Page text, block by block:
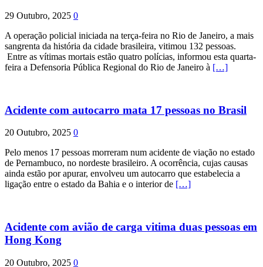
29 Outubro, 2025 0
A operação policial iniciada na terça-feira no Rio de Janeiro, a mais
sangrenta da história da cidade brasileira, vitimou 132 pessoas.
Entre as vítimas mortais estão quatro polícias, informou esta quarta-
feira a Defensoria Pública Regional do Rio de Janeiro à […]
Acidente com autocarro mata 17 pessoas no Brasil
20 Outubro, 2025 0
Pelo menos 17 pessoas morreram num acidente de viação no estado
de Pernambuco, no nordeste brasileiro. A ocorrência, cujas causas
ainda estão por apurar, envolveu um autocarro que estabelecia a
ligação entre o estado da Bahia e o interior de […]
Acidente com avião de carga vitima duas pessoas em
Hong Kong
20 Outubro, 2025 0